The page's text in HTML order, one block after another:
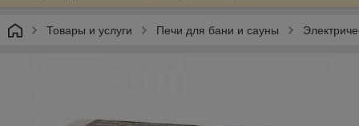
Товары и услуги Печи для бани и сауны